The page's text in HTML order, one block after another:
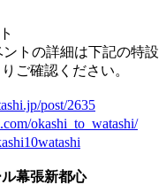
トの詳細は下記の特設
ご確認ください。
post/2635
okashi_to_watashi/
幕張新都心